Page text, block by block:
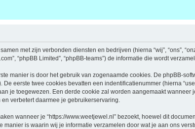
met zijn verbonden diensten en bedrijven (hierna “wij”, “ons”,
“phpBB Limited”, “phpBB-teams”) de informatie die wordt
manier is door het gebruik van zogenaamde cookies. De phpBB-
eerste twee cookies bevatten een indentificatienummer (hierna
je toegewezen. Een derde cookie zal worden aangemaakt
verbetert daarmee je gebruikerservaring.
wanneer je “https://www.weetjewel.nl” bezoekt, hoewel dit
is waarin wij je informatie verzamelen door wat je aan ons